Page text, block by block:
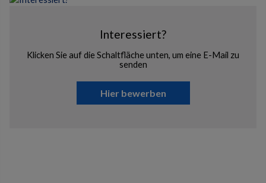
Interessiert?
Klicken Sie auf die Schaltfläche unten, um eine E-Mail zu
senden
Hier bewerben